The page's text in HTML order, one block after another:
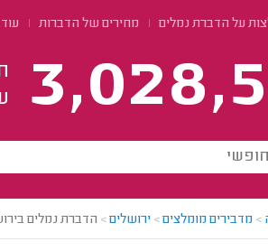
על הדברת נמלים מחירים של הדברות
> מדבירים מומלצים> ירושלים> הדברת נמלים